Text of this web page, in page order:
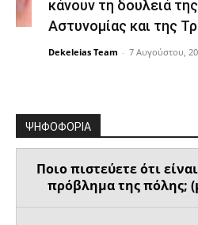
κάνουν τη δουλειά
Αστυνομίας και της
Dekeleias Team - 7 Αυγούστου,
ΨΗΦΟΦΟΡΙΑ
Ποιο πιστεύετε ότι
πρόβλημα της πόλης;